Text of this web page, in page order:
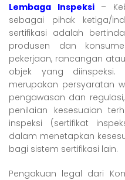
Lembaga Inspeksi–
sebagai pihak ketiga/
sertifikasi adalah
produsen dan
pekerjaan, rancangan
objek yang diinspeksi.
merupakan persyaratan
pengawasan dan
penilaian kesesuaian
inspeksi (sertifikat
dalam menetapkan
bagi sistem sertifikasi lain.
Pengakuan legal dari